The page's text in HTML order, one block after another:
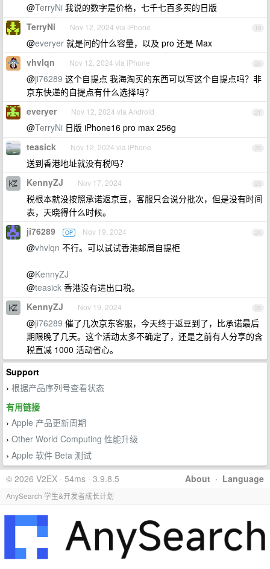
@TerryNi 我说的数字是价格，七千七百多买的日版
19
TerryNi Nov 12, 2024 via iPhone
@everyer 就是问的什么容量，以及 pro 还是 Max
20
vhvlqn Nov 12, 2024 via iPhone
@ji76289 这个自提点 我海淘买的东西可以写这个自提点吗？非
京东快递的自提点有什么选择吗？
21
everyer Nov 12, 2024 via Android
@TerryNi 日版 iPhone16 pro max 256g
22
teasick Nov 12, 2024 via iPhone
送到香港地址就没有税吗？
23
KennyZJ Nov 17, 2024
税根本就没按照承诺返京豆，客服只会说分批次，但是没有时间
表，天晓得什么时候。
24
ji76289 OP Nov 19, 2024
@vhvlqn 不行。可以试试香港邮局自提柜
@KennyZJ
@teasick 香港没有进出口税。
25
KennyZJ Nov 19, 2024
@ji76289 催了几次京东客服，今天终于返豆到了，比承诺最后
期限晚了几天。这个活动太多不确定了，还是之前有人分享的含
税直减 1000 活动省心。
Support
› 根据产品序列号查看状态
有用链接
› Apple 产品更新周期
› Other World Computing 性能升级
› Apple 软件 Beta 测试
About · Language
© 2026 V2EX · 54ms · 3.9.8.5
AnySearch 学生&开发者成长计划